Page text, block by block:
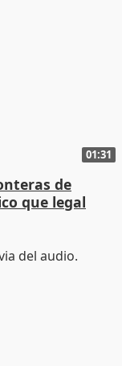
01:31
de
que legal